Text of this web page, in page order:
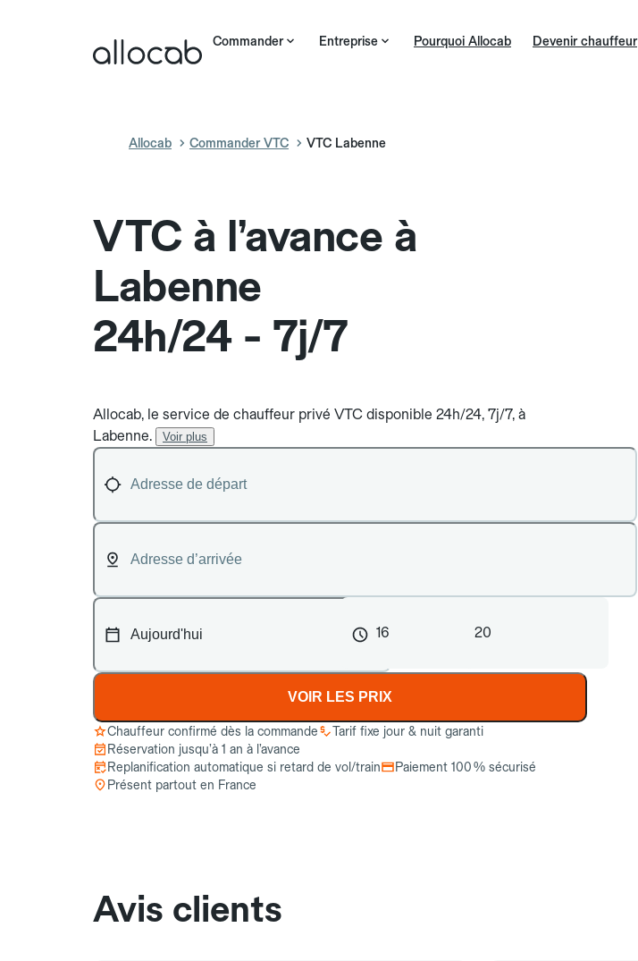
Commander Entreprise Pourquoi Allocab Devenir chauffeur
Allocab Commander VTC VTC Labenne
VTC à l’avance à
Labenne
24h/24 - 7j/7
Allocab, le service de chauffeur privé VTC disponible 24h/24, 7j/7, à
Labenne.
Voir plus
16 20
VOIR LES PRIX
Chauffeur confirmé dès la commande
Tarif fixe jour & nuit garanti
Réservation jusqu’à 1 an à l’avance
Replanification automatique si retard de vol/train
Paiement 100 % sécurisé
Présent partout en France
Avis clients